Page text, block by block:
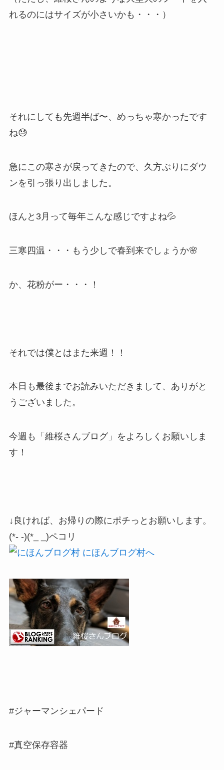
れるのにはサイズが小さいかも・・・）
それにしても先週半ば〜、めっちゃ寒かったです
ね😓
急にこの寒さが戻ってきたので、久方ぶりにダウ
ンを引っ張り出しました。
ほんと3月って毎年こんな感じですよね💦
三寒四温・・・もう少しで春到来でしょうか🌸
か、花粉がー・・・！
それでは僕とはまた来週！！
本日も最後までお読みいただきまして、ありがと
うございました。
今週も「維桜さんブログ」をよろしくお願いしま
す！
↓良ければ、お帰りの際にポチっとお願いします。
(*- -)(*_ _)ペコリ
#ジャーマンシェパード
#真空保存容器